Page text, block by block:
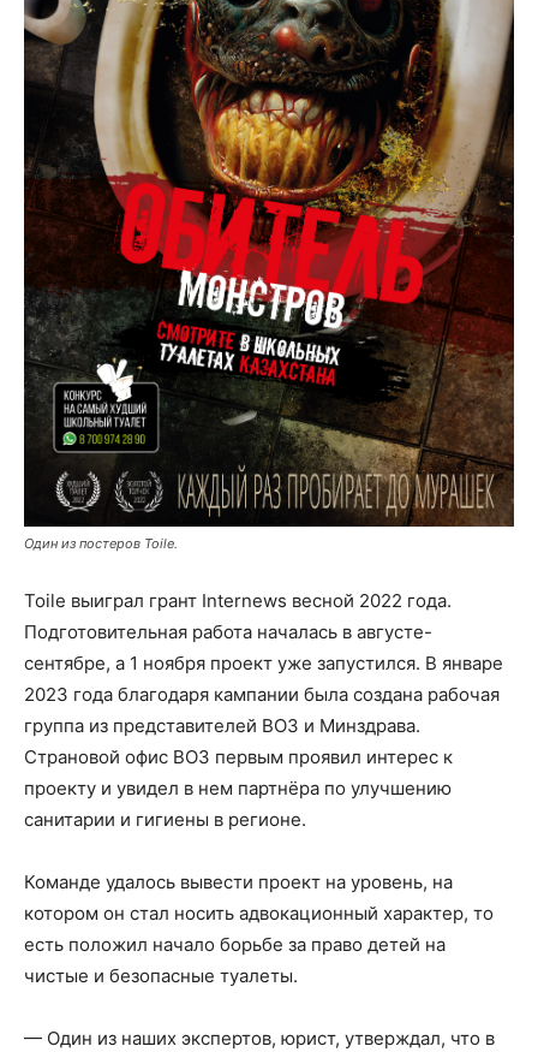
Один из постеров Toile.
Toile выиграл грант Internews весной 2022 года.
Подготовительная работа началась в августе-
сентябре, а 1 ноября проект уже запустился. В январе
2023 года благодаря кампании была создана рабочая
группа из представителей ВОЗ и Минздрава.
Страновой офис ВОЗ первым проявил интерес к
проекту и увидел в нем партнёра по улучшению
санитарии и гигиены в регионе.
Команде удалось вывести проект на уровень, на
котором он стал носить адвокационный характер, то
есть положил начало борьбе за право детей на
чистые и безопасные туалеты.
— Один из наших экспертов, юрист, утверждал, что в